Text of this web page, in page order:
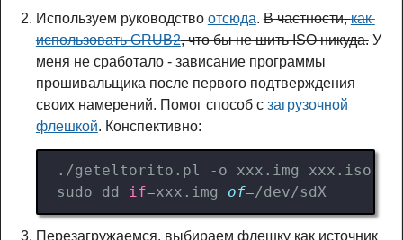
Используем руководство отсюда.В частности,как
использовать GRUB2, что бы не шить ISO никуда.У
меня не сработало - зависание программы
прошивальщика после первого подтверждения
своих намерений. Помог способ с загрузочной
флешкой. Конспективно:
sudo dd if=xxx.img of=
Перезагружаемся, выбираем флешку как источник